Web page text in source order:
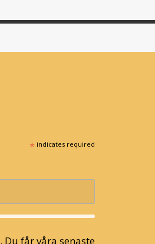
* indicates required
får våra senaste